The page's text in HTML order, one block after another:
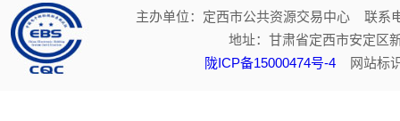
主办单位：定西市公共资源交易中心 联系
地址：甘肃省定西市安定
陇ICP备15000474号-4 网站标